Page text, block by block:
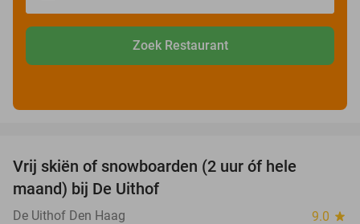
Zoek Restaurant
Vrij skiën of snowboarden (2 uur óf hele
maand) bij De Uithof
De Uithof Den Haag 9.0 star